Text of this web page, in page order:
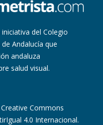
del Colegio
Andalucía que
andaluza
salud visual.
Commons
4.0 Internacional.